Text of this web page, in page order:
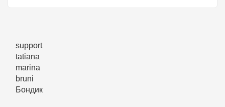
support
tatiana
marina
bruni
Бондик